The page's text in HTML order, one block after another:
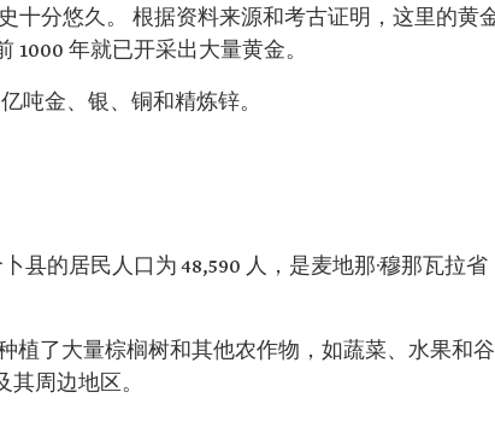
十分悠久。 根据资料来源和考古证明，这里的黄
年就已开采出大量黄金。
吨金、银、铜和精炼锌。
县的居民人口为 48,590 人，是麦地那·穆那瓦拉省
植了大量棕榈树和其他农作物，如蔬菜、水果和谷
周边地区。